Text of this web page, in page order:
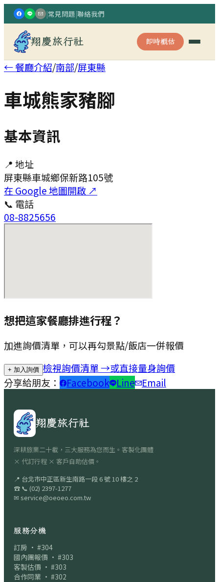
|常見問題|聯絡我們
翔慶旅行社 即時概估
← 餐廳介紹/南部/屏東縣
車城熊家豬腳
基本資訊
📍 地址
屏東縣車城鄉保新路105號
在 Google 地圖開啟 ↗
📞 電話
08-8825656
想把這家餐廳排進行程？
加進詢價清單，可以再勾景點/飯店一併報價
+ 加入詢價 檢視詢價清單 →或直接量身詢價
分享給朋友：
Facebook Line Email
翔慶旅行社
深耕旅業二十載，三大服務為您而生。客製化團體
× 代訂行程 × 客戶自助估價。
📍 台北市中正區新生南路一段 6 號 10 樓之 2
☎ 📞 (02) 2397-1277
✉ service@oeoeo.com.tw
服務分機
訂房 · #304
國內團報價 · #303
客製估價 · #303
合作同業 · #302